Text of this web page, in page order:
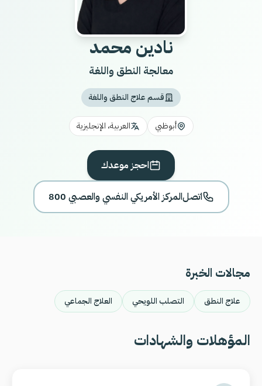
نادين محمد
معالجة النطق واللغة
قسم علاج النطق واللغة
أبوظبي العربية، الإنجليزية
احجز موعدك
اتصل800 المركز الأمريكي النفسي والعصبي
مجالات الخبرة
علاج النطق التصلب اللويحي العلاج الجماعي
المؤهلات والشهادات